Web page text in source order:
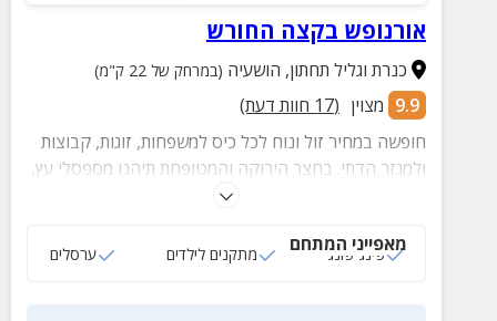
אורנופש בקצה החורש
כנרת וגליל תחתון, הושעיה (במרחק של 22 ק"מ)
9.9 מצוין (
17 חוות דעת)
חופשה במחיר זול ונוח לכל כיס למשפחות, זוגות, קבוצות
ולמגזר הדתי. בחצר הירוקה והמטופחת תיהנו מספסלי עץ,
נדנדה, משחקי שולחן, משחקי ילדים, בוסתן, עצי פרי ועוד
מאפייני המתחם
פינג פונג מתקנים לילדים ערסלים